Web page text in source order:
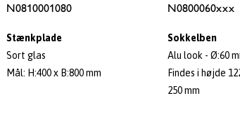
N0810001080
Stænkplade
Sort glas
Mål: H:400 x B:800 mm
N0800060xxx
Sokkelben
Alu look - Ø:60
Findes i højde
250 mm